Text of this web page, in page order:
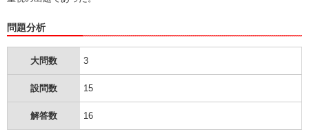
問題分析
大問数 3
設問数 15
解答数 16